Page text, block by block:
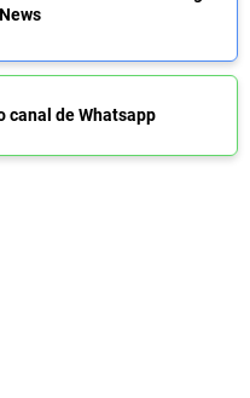
News
canal de Whatsapp